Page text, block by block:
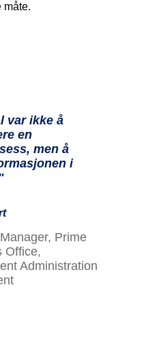
måte.
var ikke å
en
men å
i
Prime
Office,
Administration